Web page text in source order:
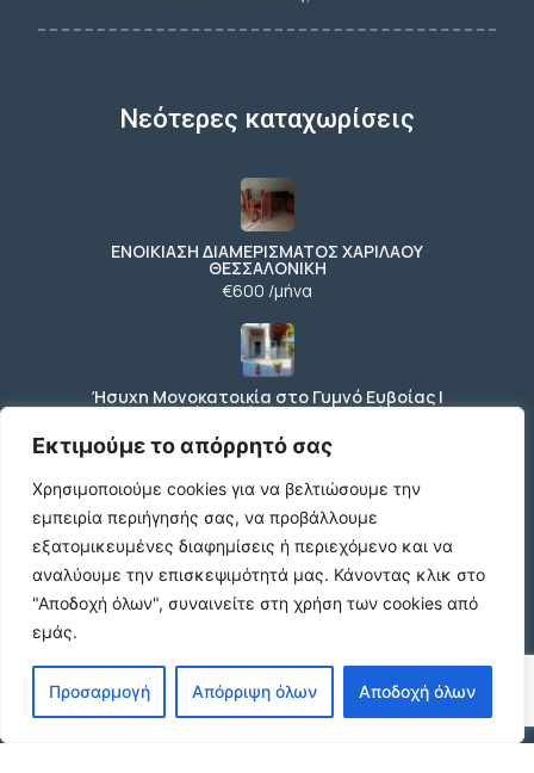
Εκτιμούμε το απόρρητό σας
Χρησιμοποιούμε cookies για να βελτιώσουμε την
εμπειρία περιήγησής σας, να προβάλλουμε
εξατομικευμένες διαφημίσεις ή περιεχόμενο και να
αναλύουμε την επισκεψιμότητά μας. Κάνοντας κλικ στο
"Αποδοχή όλων", συναινείτε στη χρήση των cookies από
εμάς.
Προσαρμογή Απόρριψη όλων Αποδοχή όλων
Νεότερες καταχωρίσεις
ΕΝΟΙΚΙΑΣΗ ΔΙΑΜΕΡΙΣΜΑΤΟΣ ΧΑΡΙΛΑΟΥ
ΘΕΣΣΑΛΟΝΙΚΗ
€600 /μήνα
Ήσυχη Μονοκατοικία στο Γυμνό Ευβοίας |
Κοντά σε Θάλασσα & Βουνό
€52 /μήνα
ΕΝΟΙΚΙΑΣΗ ΔΙΑΜΕΡΙΣΜΑΤΟΣ ΧΑΡΙΛΑΟΥ
ΘΕΣΣΑΛΟΝΙΚΗ
€600 /μήνα
Κωδικος ακινητου Μ480 καταστημα στον
Ευοσμο